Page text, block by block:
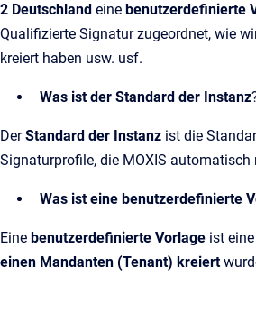
2 Deutschland eine benutzerdefinierte
Qualifizierte Signatur zugeordnet, wie
kreiert haben usw. usf.
Was ist der Standard der Instanz
DerStandard der Instanz ist die
Signaturprofile, die MOXIS automatisch
Was ist eine benutzerdefinierte
Eine benutzerdefinierte Vorlage ist eine
einen Mandanten (Tenant) kreiert